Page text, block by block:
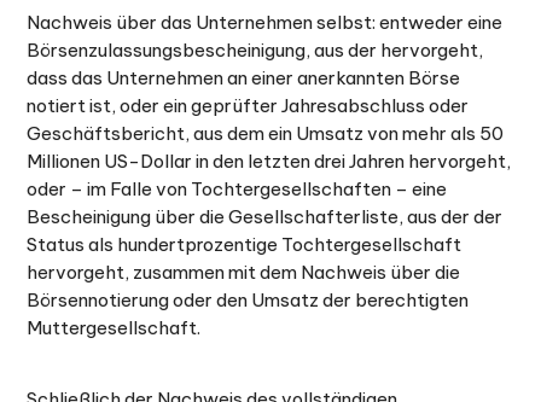
Nachweis über das Unternehmen selbst: entweder eine
Börsenzulassungsbescheinigung, aus der hervorgeht,
dass das Unternehmen an einer anerkannten Börse
notiert ist, oder ein geprüfter Jahresabschluss oder
Geschäftsbericht, aus dem ein Umsatz von mehr als 50
Millionen US-Dollar in den letzten drei Jahren hervorgeht,
oder – im Falle von Tochtergesellschaften – eine
Bescheinigung über die Gesellschafterliste, aus der der
Status als hundertprozentige Tochtergesellschaft
hervorgeht, zusammen mit dem Nachweis über die
Börsennotierung oder den Umsatz der berechtigten
Muttergesellschaft.